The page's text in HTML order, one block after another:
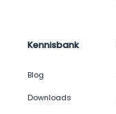
Kennisbank
Blog
Downloads